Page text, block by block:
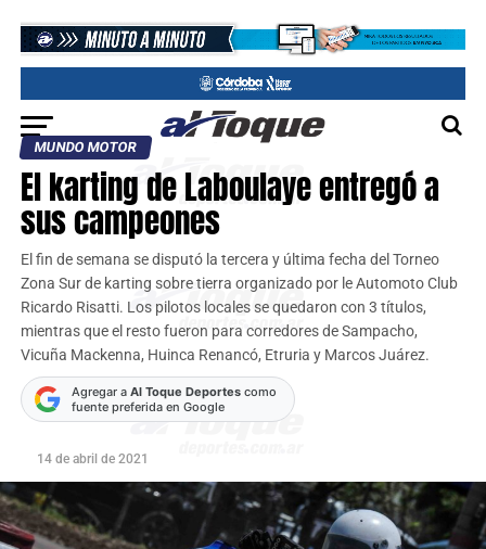
MUNDO MOTOR
El karting de Laboulaye entregó a
sus campeones
El fin de semana se disputó la tercera y última fecha del Torneo
Zona Sur de karting sobre tierra organizado por le Automoto Club
Ricardo Risatti. Los pilotos locales se quedaron con 3 títulos,
mientras que el resto fueron para corredores de Sampacho,
Vicuña Mackenna, Huinca Renancó, Etruria y Marcos Juárez.
Agregar a Al Toque Deportescomo
fuente preferida en Google
14 de abril de 2021